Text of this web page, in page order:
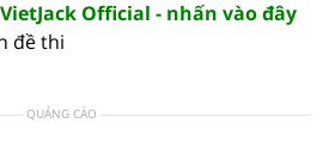
VietJack Official - nhấn vào đây
đề thi
QUẢNG CÁO